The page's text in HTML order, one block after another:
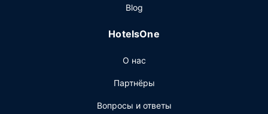
Blog
HotelsOne
О нас
Партнёры
Вопросы и ответы